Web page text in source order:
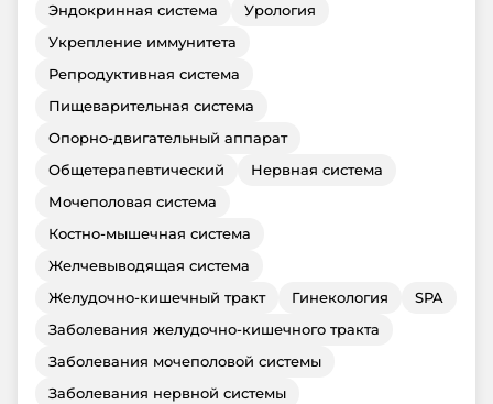
Эндокринная система
Урология
Укрепление иммунитета
Репродуктивная система
Пищеварительная система
Опорно-двигательный аппарат
Общетерапевтический
Нервная система
Мочеполовая система
Костно-мышечная система
Желчевыводящая система
Желудочно-кишечный тракт
Гинекология
SPA
Заболевания желудочно-кишечного тракта
Заболевания мочеполовой системы
Заболевания нервной системы